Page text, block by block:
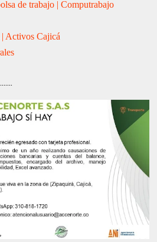
de trabajo | Computrabajo
Activos Cajicá